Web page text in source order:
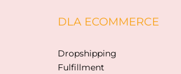
AKSJOMAT
DLA ECOMMERCE
Dropshipping
Fulfillment